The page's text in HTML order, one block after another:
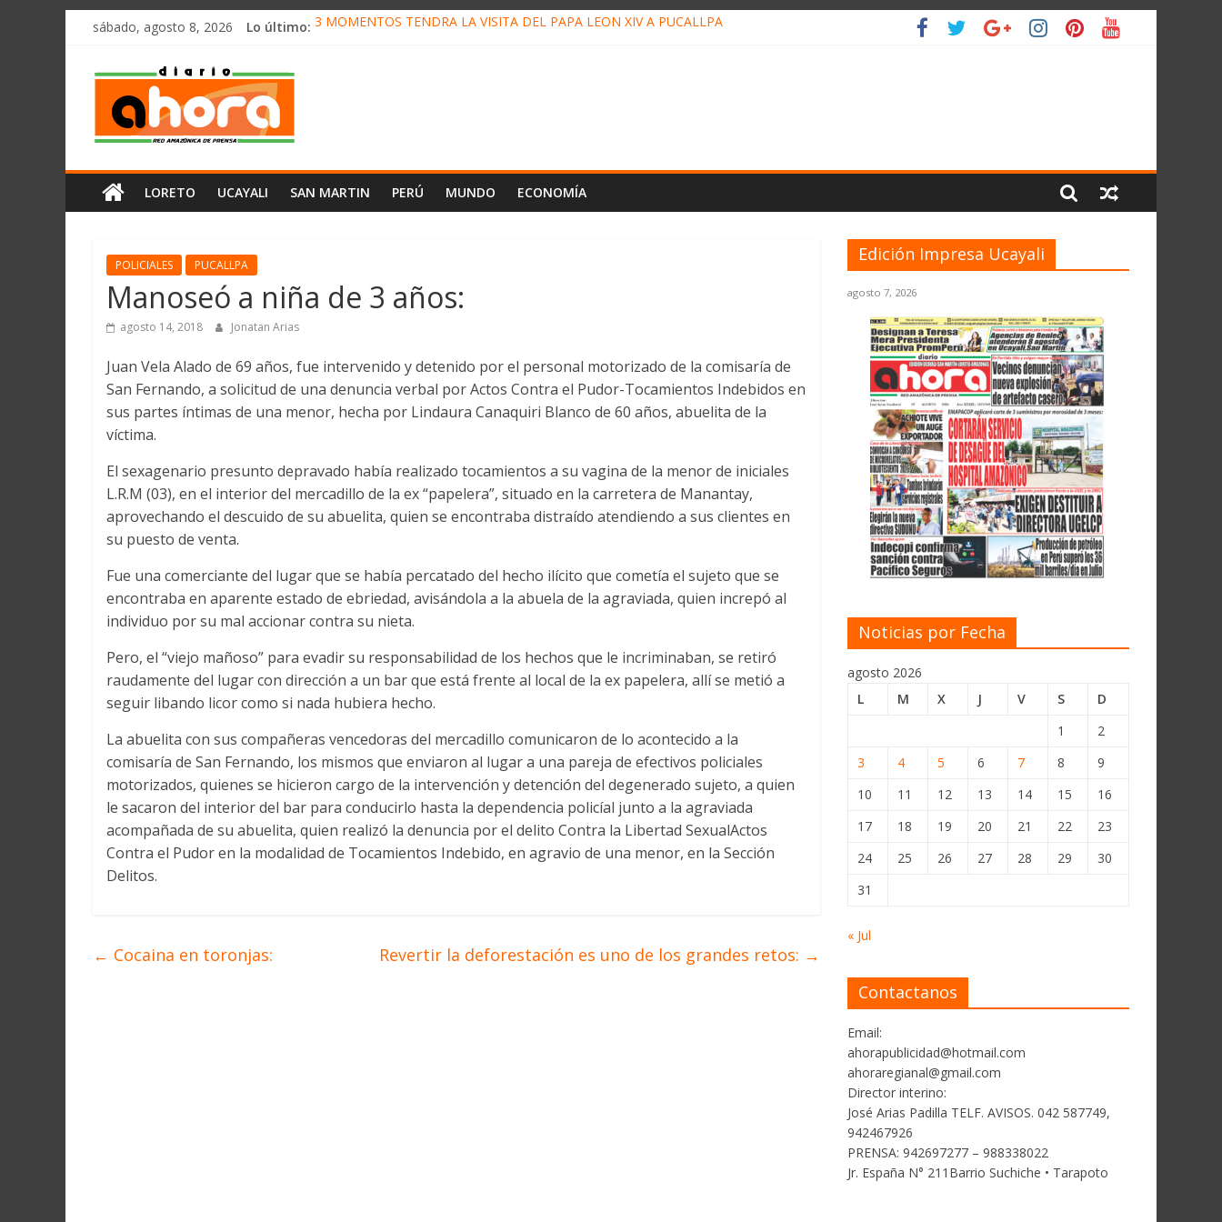
олимп казино
Saltarsábado, agosto 8, 2026 Lo último: 3 MOMENTOS TENDRÁ LA VISITA DEL PAPA LEÓN XIV A PUCALLPA
Diario
Ahora
Cadena
Amazónica
de
Noticias
del
Perú,
Mundo
Ucayali,
San
Martín
LORETO UCAYALI SAN MARTIN PERÚ MUNDO ECONOMÍA
POLICIALES PUCALLPA
Manoseó a niña de 3 años:
agosto 14, 2018 Jonatan Arias
Juan Vela Alado de 69 años, fue intervenido y detenido por el personal motorizado de la comisaría de
San Fernando, a solicitud de una denuncia verbal por Actos Contra el Pudor-Tocamientos Indebidos en
sus partes íntimas de una menor, hecha por Lindaura Canaquiri Blanco de 60 años, abuelita de la
víctima.
El sexagenario presunto depravado había realizado tocamientos a su vagina de la menor de iniciales
L.R.M (03), en el interior del mercadillo de la ex “papelera”, situado en la carretera de Manantay,
aprovechando el descuido de su abuelita, quien se encontraba distraído atendiendo a sus clientes en
su puesto de venta.
Fue una comerciante del lugar que se había percatado del hecho ilícito que cometía el sujeto que se
encontraba en aparente estado de ebriedad, avisándola a la abuela de la agraviada, quien increpó al
individuo por su mal accionar contra su nieta.
Pero, el “viejo mañoso” para evadir su responsabilidad de los hechos que le incriminaban, se retiró
raudamente del lugar con dirección a un bar que está frente al local de la ex papelera, allí se metió a
seguir libando licor como si nada hubiera hecho.
La abuelita con sus compañeras vencedoras del mercadillo comunicaron de lo acontecido a la
comisaría de San Fernando, los mismos que enviaron al lugar a una pareja de efectivos policiales
motorizados, quienes se hicieron cargo de la intervención y detención del degenerado sujeto, a quien
le sacaron del interior del bar para conducirlo hasta la dependencia policíal junto a la agraviada
acompañada de su abuelita, quien realizó la denuncia por el delito Contra la Libertad SexualActos
Contra el Pudor en la modalidad de Tocamientos Indebido, en agravio de una menor, en la Sección
Delitos.
← Cocaina en toronjas: Revertir la deforestación es uno de los grandes retos: →
Edición Impresa Ucayali
agosto 7, 2026
Noticias por Fecha
agosto 2026
L
M X J V S
D
1
2
3
4 5 6 7 8
9
10
11 12 13 14 15
16
17
18 19 20 21 22
23
24
25 26 27 28 29
30
31
« Jul
Contactanos
Email:
ahorapublicidad@hotmail.com
ahoraregianal@gmail.com
Director interino:
José Arias Padilla TELF. AVISOS. 042 587749,
942467926
PRENSA: 942697277 – 988338022
Jr. España N° 211Barrio Suchiche • Tarapoto